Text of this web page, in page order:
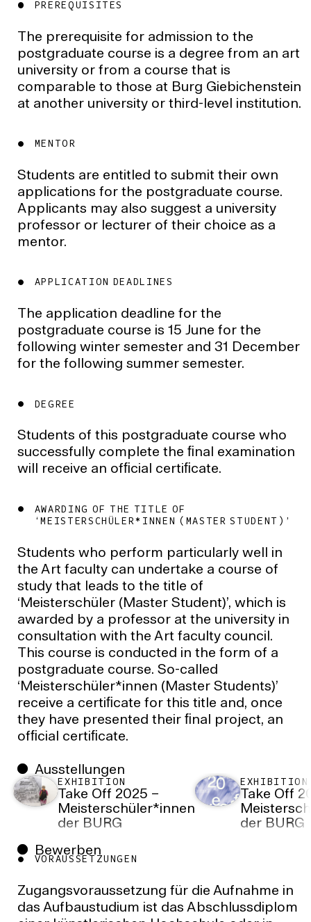
PREREQUISITES
The prerequisite for admission to the
postgraduate course is a degree from an art
university or from a course that is
comparable to those at Burg Giebichenstein
at another university or third-level institution.
MENTOR
Students are entitled to submit their own
applications for the postgraduate course.
Applicants may also suggest a university
professor or lecturer of their choice as a
mentor.
APPLICATION DEADLINES
The application deadline for the
postgraduate course is 15 June for the
following winter semester and 31 December
for the following summer semester.
DEGREE
Students of this postgraduate course who
successfully complete the ﬁnal examination
will receive an ofﬁcial certiﬁcate.
AWARDING OF THE TITLE OF
‘MEISTERSCHÜLER*INNEN (MASTER STUDENT)’
Students who perform particularly well in
the Art faculty can undertake a course of
study that leads to the title of
‘Meisterschüler (Master Student)’, which is
awarded by a professor at the university in
consultation with the Art faculty council.
This course is conducted in the form of a
postgraduate course. So-called
‘Meisterschüler*innen (Master Students)’
receive a certiﬁcate for this title and, once
they have presented their ﬁnal project, an
ofﬁcial certiﬁcate.
Ausstellungen
EXHIBITION
Take Off 2025 –
Meisterschüler*innen
der BURG
EXHIBITION
Take Off
der BURG
Bewerben
VORAUSSETZUNGEN
Zugangsvoraussetzung für die Aufnahme in
das Aufbaustudium ist das Abschlussdiplom